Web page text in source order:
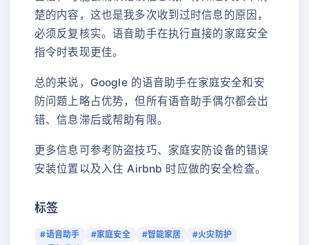
楚的内容，这也是我多次收到过时信息的原因，
必须反复核实。语音助手在执行直接的家庭安全
指令时表现更佳。
总的来说，Google 的语音助手在家庭安全和安
防问题上略占优势，但所有语音助手偶尔都会出
错、信息滞后或帮助有限。
更多信息可参考防盗技巧、家庭安防设备的错误
安装位置以及入住 Airbnb 时应做的安全检查。
标签
#语音助手 #家庭安全 #智能家居
#火灾防护